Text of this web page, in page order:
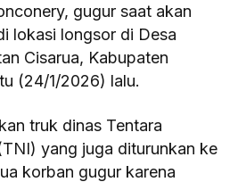
gugur saat akan
lokasi longsor di Desa
Cisarua, Kabupaten
(24/1/2026) lalu.
truk dinas Tentara
yang juga diturunkan ke
korban gugur karena